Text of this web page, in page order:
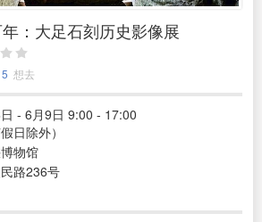
：大足石刻历史影像展
5 想去
- 6月9日 9:00 - 17:00
日除外）
物馆
路236号